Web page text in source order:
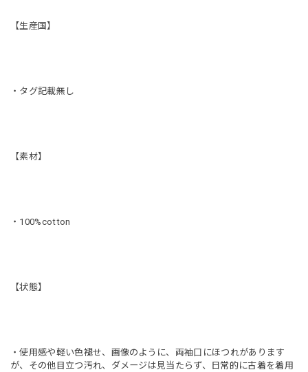
【生産国】
・タグ記載無し
【素材】
・100%cotton
【状態】
・使用感や軽い色褪せ、画像のように、両袖口にほつれがあります
が、その他目立つ汚れ、ダメージは見当たらず、日常的に古着を着用